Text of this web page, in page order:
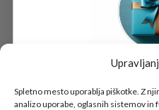
Spletno mesto uporablja piškotke. Z
analizo uporabe, oglasnih sistemov
🎁